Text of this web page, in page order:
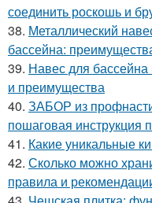
соединить роскошь и
38. Металлический
бассейна:
39. Навес для бассейна
и преимущества
40. ЗАБОР из
пошаговая инструкция
41. Какие уникальные
42. Сколько можно
правила и